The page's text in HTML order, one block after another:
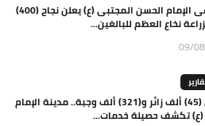
مستشفى الإمام الحسن المجتبى (ع) يعلن نجاح (400)
نخاع العظم للبالغين...
09/
أكثر من (45) ألف زائر و(321) ألف وجبة.. مدينة الإمام
(ع) تكشف حصيلة خدمات...